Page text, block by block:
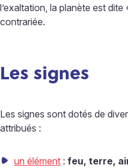
l’exaltation, la planète est dite
contrariée.
Les signes
Les signes sont dotés de
attribués :
un élément : feu, terre,